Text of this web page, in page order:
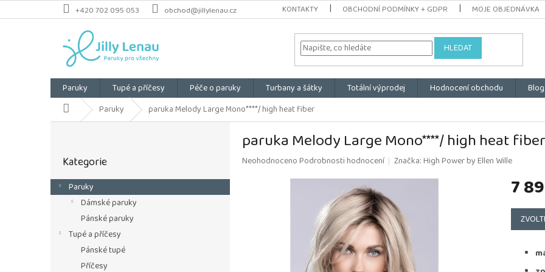
Přejít
na
+420 702 095 053 obchod@jillylenau.cz KONTAKTY OBCHODNÍ PODMÍNKY + GDPR MOJE OBJEDNÁVKA
HLEDAT
Paruky Tupé a příčesy Péče o paruky Turbany a šátky Totální výprodej Hodnocení obchodu Blog
Domů Paruky paruka Melody Large Mono****/ high heat fiber
P
r
a
kategorie
Kategorie
Paruky
Dámské paruky
Pánské paruky
Tupé a příčesy
Pánské tupé
Příčesy
paruka Melody Large Mono****/ high heat fiber
Průměrné
NeohodnocenoPodrobnosti hodnocení Značka:High Power by Ellen Wille
7
Měrná
cena: